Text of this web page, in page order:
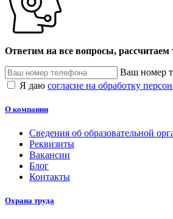
Ответим на все вопросы,
Ваш номер
Я даю согласие на обработку
О компании
Сведения об образовательной
Реквизиты
Вакансии
Блог
Контакты
Охрана труда